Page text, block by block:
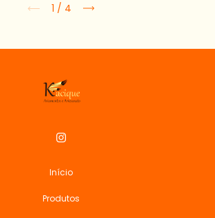
1 / 4
Início
Produtos